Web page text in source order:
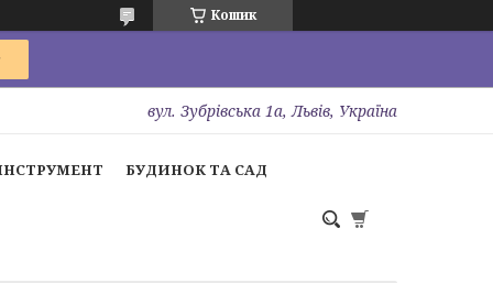
Кошик
вул. Зубрівська 1а, Львів, Україна
БУДИНОК ТА САД